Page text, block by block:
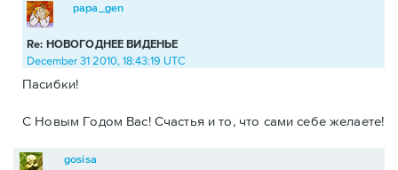
Re: НОВОГОДНЕЕ ВИДЕНЬЕ
papa_gen
December 31 2010, 18:43:19 UTC
Пасибки!
С Новым Годом Вас! Счастья и то, что сами себе желаете!
gosisa